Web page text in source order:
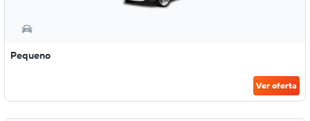
Pequeno
Ver oferta